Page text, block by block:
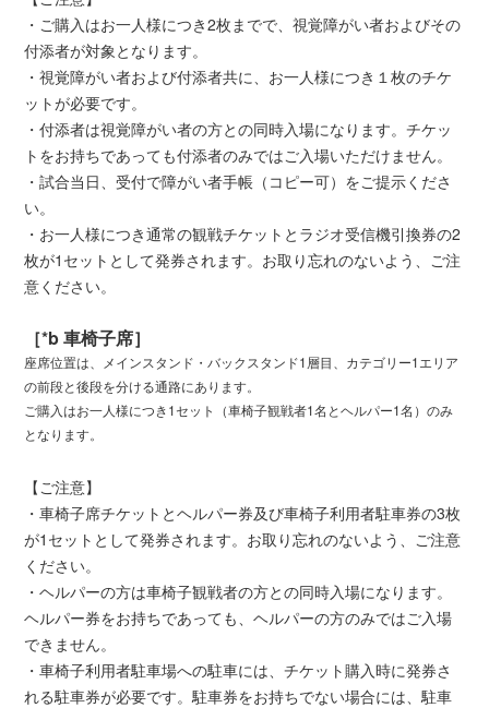
・ご購入はお一人様につき2枚までで、視覚障がい者およびその
付添者が対象となります。
・視覚障がい者および付添者共に、お一人様につき１枚のチケ
ットが必要です。
・付添者は視覚障がい者の方との同時入場になります。チケッ
トをお持ちであっても付添者のみではご入場いただけません。
・試合当日、受付で障がい者手帳（コピー可）をご提示くださ
い。
・お一人様につき通常の観戦チケットとラジオ受信機引換券の2
枚が1セットとして発券されます。お取り忘れのないよう、ご注
意ください。
［*b 車椅子席］
座席位置は、メインスタンド・バックスタンド1層目、カテゴリー1エリア
の前段と後段を分ける通路にあります。
ご購入はお一人様につき1セット（車椅子観戦者1名とヘルパー1名）のみ
となります。
【ご注意】
・車椅子席チケットとヘルパー券及び車椅子利用者駐車券の3枚
が1セットとして発券されます。お取り忘れのないよう、ご注意
ください。
・ヘルパーの方は車椅子観戦者の方との同時入場になります。
ヘルパー券をお持ちであっても、ヘルパーの方のみではご入場
できません。
・車椅子利用者駐車場への駐車には、チケット購入時に発券さ
れる駐車券が必要です。駐車券をお持ちでない場合には、駐車